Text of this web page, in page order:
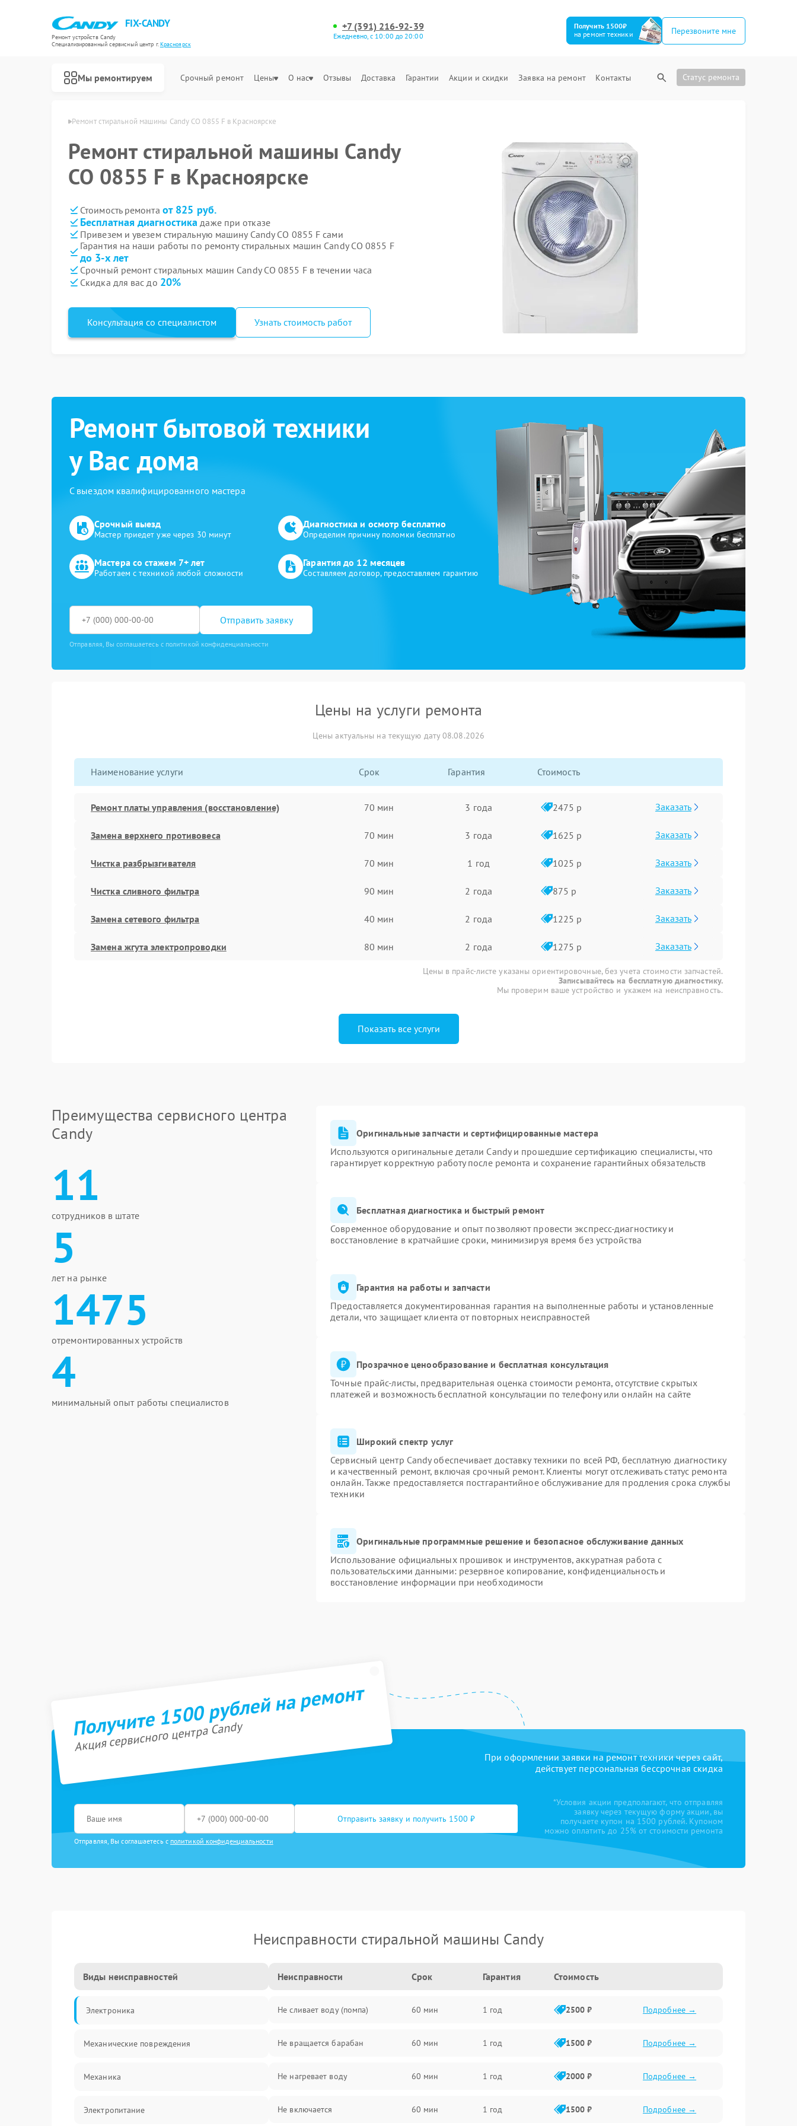
FIX-CANDY
Ремонт устройств Candy
Специализированный cервисный центр г.Красноярск
+7 (391) 216-92-39
Ежедневно, с 10:00 до 20:00
Получить 1500₽
на ремонт техники
Перезвоните мне
Мы ремонтируем Срочный ремонт Цены О нас Отзывы Доставка Гарантии Акции и скидки Заявка на ремонт Контакты Статус ремонта
в Красноярске Ремонт стиральной машины Candy CO 0855 F в Красноярске
Ремонт стиральной машины Candy
CO 0855 F в Красноярске
Стоимость ремонта от 825 руб.
Бесплатная диагностика даже при отказе
Привезем и увезем стиральную машину Candy CO 0855 F сами
Гарантия на наши работы по ремонту стиральных машин Candy CO 0855 F
до 3-х лет
Срочный ремонт стиральных машин Candy CO 0855 F в течении часа
Скидка для вас до 20%
Консультация со специалистом Узнать стоимость работ
Ремонт бытовой техники
у Вас дома
С выездом квалифицированного мастера
Срочный выезд
Мастер приедет уже через 30 минут
Диагностика и осмотр бесплатно
Определим причину поломки бесплатно
Мастера со стажем 7+ лет
Работаем с техникой любой сложности
Гарантия до 12 месяцев
Составляем договор, предоставляем гарантию
Отправить заявку
Отправляя, Вы соглашаетесь с политикой конфиденциальности
Цены на услуги ремонта
Цены актуальны на текущую дату 08.08.2026
Наименование услуги Срок Гарантия Стоимость
Ремонт платы управления (восстановление) 70 мин 3 года 2475 р Заказать
Замена верхнего противовеса 70 мин 3 года 1625 р Заказать
Чистка разбрызгивателя 70 мин 1 год 1025 р Заказать
Чистка сливного фильтра 90 мин 2 года 875 р Заказать
Замена сетевого фильтра 40 мин 2 года 1225 р Заказать
Замена жгута электропроводки 80 мин 2 года 1275 р Заказать
Цены в прайс-листе указаны ориентировочные, без учета стоимости запчастей.
Записывайтесь на бесплатную диагностику.
Мы проверим ваше устройство и укажем на неисправность.
Показать все услуги
Преимущества сервисного центра
Candy
11
сотрудников в штате
5
лет на рынке
1475
отремонтированных устройств
4
минимальный опыт работы специалистов
Оригинальные запчасти и сертифицированные мастера
Используются оригинальные детали Candy и прошедшие сертификацию специалисты, что
гарантирует корректную работу после ремонта и сохранение гарантийных обязательств
Бесплатная диагностика и быстрый ремонт
Современное оборудование и опыт позволяют провести экспресс-диагностику и
восстановление в кратчайшие сроки, минимизируя время без устройства
Гарантия на работы и запчасти
Предоставляется документированная гарантия на выполненные работы и установленные
детали, что защищает клиента от повторных неисправностей
Прозрачное ценообразование и бесплатная консультация
Точные прайс-листы, предварительная оценка стоимости ремонта, отсутствие скрытых
платежей и возможность бесплатной консультации по телефону или онлайн на сайте
Широкий спектр услуг
Сервисный центр Candy обеспечивает доставку техники по всей РФ, бесплатную диагностику
и качественный ремонт, включая срочный ремонт. Клиенты могут отслеживать статус ремонта
онлайн. Также предоставляется постгарантийное обслуживание для продления срока службы
техники
Оригинальные программные решение и безопасное обслуживание данных
Использование официальных прошивок и инструментов, аккуратная работа с
пользовательскими данными: резервное копирование, конфиденциальность и
восстановление информации при необходимости
Получите 1500 рублей на ремонт
Акция сервисного центра Candy
При оформлении заявки на ремонт техники через сайт,
действует персональная бессрочная скидка
Отправить заявку и получить 1500 ₽
Отправляя, Вы соглашаетесь с политикой конфиденциальности
*Условия акции предполагают, что отправляя
заявку через текущую форму акции, вы
получаете купон на 1500 рублей. Купоном
можно оплатить до 25% от стоимости ремонта
Неисправности стиральной машины Candy
Виды неисправностей
Электроника
Механические повреждения
Механика
Электропитание
Неисправности Срок Гарантия Стоимость
Не сливает воду (помпа) 60 мин 1 год 2500 ₽ Подробнее →
Не вращается барабан 60 мин 1 год 1500 ₽ Подробнее →
Не нагревает воду 60 мин 1 год 2000 ₽ Подробнее →
Не включается 60 мин 1 год 1500 ₽ Подробнее →